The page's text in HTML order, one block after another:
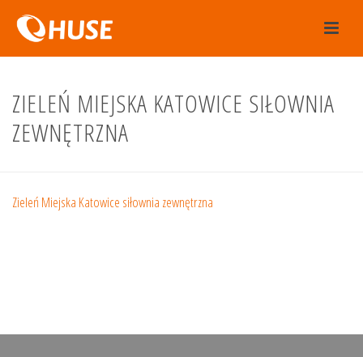
ZIELEŃ MIEJSKA KATOWICE SIŁOWNIA
ZEWNĘTRZNA
Zieleń Miejska Katowice siłownia zewnętrzna